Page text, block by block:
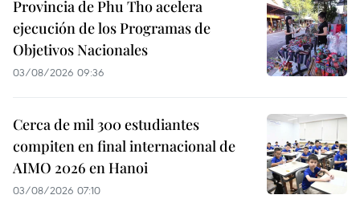
Provincia de Phu Tho acelera
ejecución de los Programas de
Objetivos Nacionales
03/08/2026 09:36
Cerca de mil 300 estudiantes
compiten en final internacional de
AIMO 2026 en Hanoi
03/08/2026 07:10